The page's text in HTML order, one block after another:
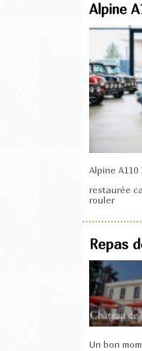
Alpine
Alpine A110
restaurée
rouler
Repas
Un bon